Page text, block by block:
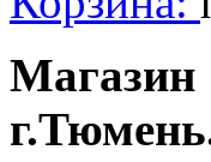
Магазин